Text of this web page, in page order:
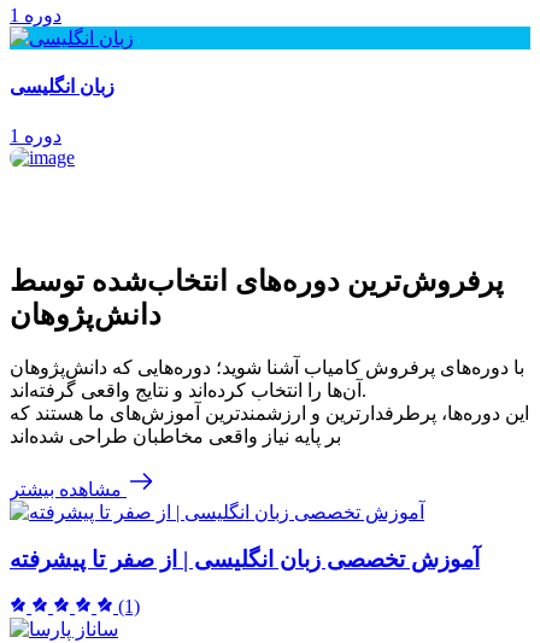
1 دوره
زبان انگلیسی
1 دوره
پرفروش‌ترین‌ دوره‌های انتخاب‌شده توسط
دانش‌پژوهان
با دوره‌های پرفروش کامیاب آشنا شوید؛ دوره‌هایی که دانش‌پژوهان
آن‌ها را انتخاب کرده‌اند و نتایج واقعی گرفته‌اند.
این دوره‌ها، پرطرفدارترین و ارزشمندترین آموزش‌های ما هستند که
بر پایه نیاز واقعی مخاطبان طراحی شده‌اند
مشاهده بیشتر
آموزش تخصصی زبان انگلیسی | از صفر تا پیشرفته
(1)